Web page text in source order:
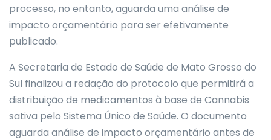
processo, no entanto, aguarda uma análise de
impacto orçamentário para ser efetivamente
publicado.
A Secretaria de Estado de Saúde de Mato Grosso do
Sul finalizou a redação do protocolo que permitirá a
distribuição de medicamentos à base de Cannabis
sativa pelo Sistema Único de Saúde. O documento
aguarda análise de impacto orçamentário antes de